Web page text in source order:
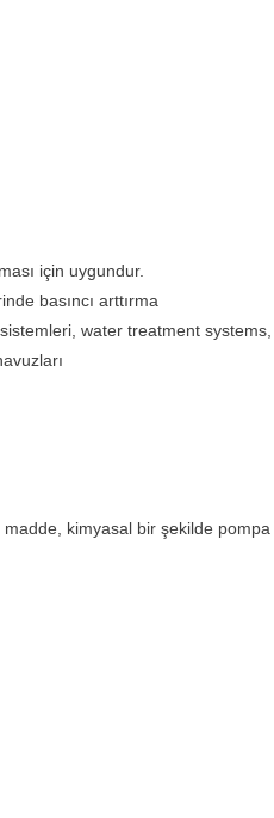
için uygundur.
basıncı arttırma
water treatment
kimyasal bir şekilde pompa